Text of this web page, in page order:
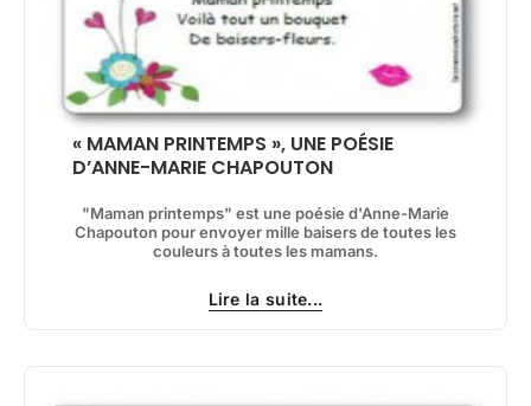
« MAMAN PRINTEMPS », UNE POÉSIE
D’ANNE-MARIE CHAPOUTON
"Maman printemps" est une poésie d'Anne-Marie
Chapouton pour envoyer mille baisers de toutes les
couleurs à toutes les mamans.
Lire la suite...